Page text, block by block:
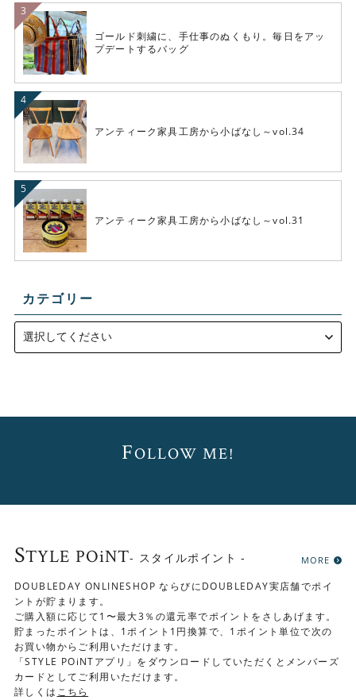
ゴールド刺繍に、手仕事のぬくもり。毎日をアッ
プデートするバッグ
アンティーク家具工房から小ばなし～vol.34
アンティーク家具工房から小ばなし～vol.31
カテゴリー
FOLLOW ME!
STYLE POiNT- スタイルポイント - MORE
DOUBLEDAY ONLINESHOP ならびにDOUBLEDAY実店舗でポイ
ントが貯まります。
ご購入額に応じて1〜最大3％の還元率でポイントをさしあげます。
貯まったポイントは、1ポイント1円換算で、1ポイント単位で次の
お買い物からご利用いただけます。
「STYLE POiNTアプリ」をダウンロードしていただくとメンバーズ
カードとしてご利用いただけます。
詳しくは こちら